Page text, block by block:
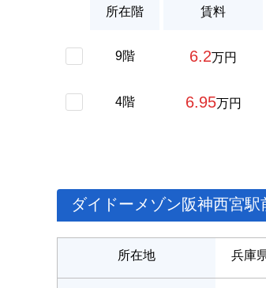
所在階 賃料
9階 6.2万円
4階 6.95万円
ダイドーメゾン阪神西宮
所在地 兵庫